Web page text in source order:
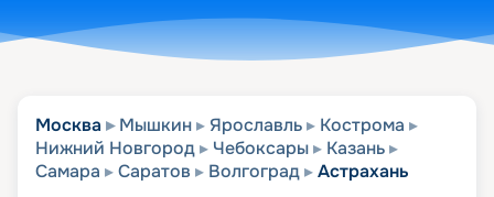
Москва Мышкин Ярославль
Кострома
Нижний Новгород
Чебоксары
Казань
Самара
Саратов Волгоград Астрахань